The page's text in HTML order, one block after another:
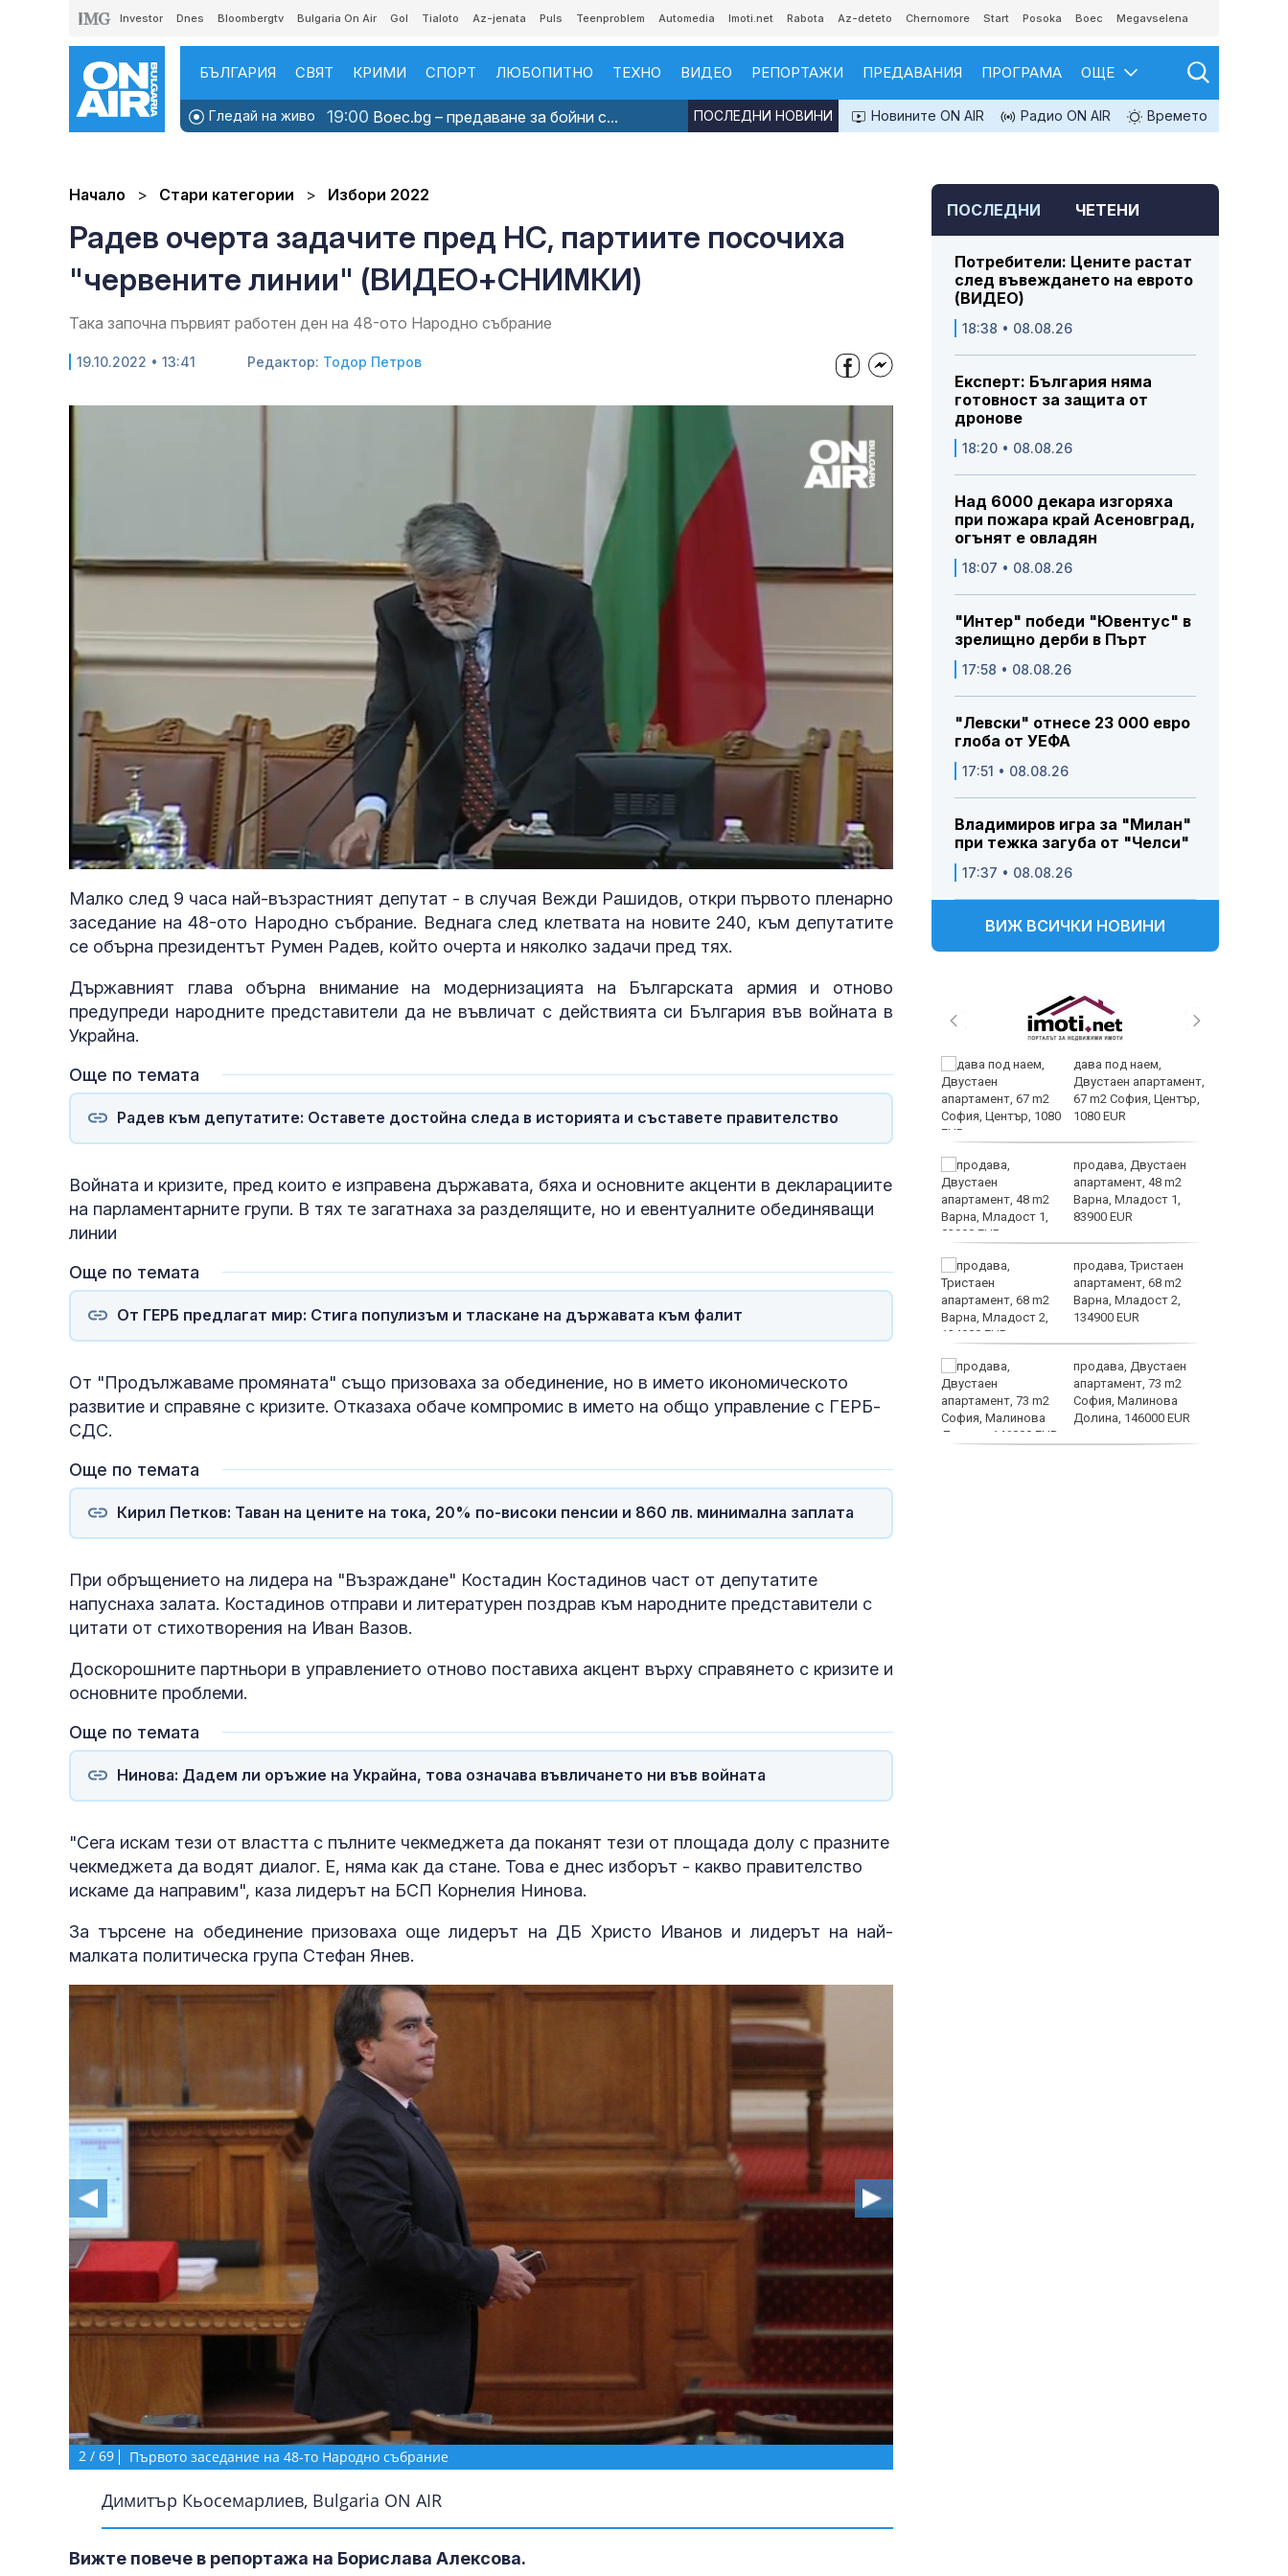
Investor Dnes Bloombergtv Bulgaria On Air Gol Tialoto Az-jenata Puls Teenproblem Automedia Imoti.net Rabota Az-deteto Chernomore Start Posoka Boec Megavselena
БЪЛГАРИЯ СВЯТ КРИМИ СПОРТ ЛЮБОПИТНО ТЕХНО ВИДЕО РЕПОРТАЖИ ПРЕДАВАНИЯ ПРОГРАМА ОЩЕ
Гледай на живо 19:00 Boec.bg – предаване за бойни с... Новините ON AIR Радио ON AIR Времето
ПОСЛЕДНИ НОВИНИ
Начало Стари категории Избори 2022
Радев очерта задачите пред НС, партиите посочиха
"червените линии" (ВИДЕО+СНИМКИ)
Така започна първият работен ден на 48-ото Народно събрание
19.10.2022 • 13:41 Редактор: Тодор Петров
Unmute Loaded
:
21.72%
Малко след 9 часа най-възрастният депутат - в случая Вежди Рашидов, откри първото пленарно
заседание на 48-ото Народно събрание. Веднага след клетвата на новите 240, към депутатите
се обърна президентът Румен Радев, който очерта и няколко задачи пред тях.
Държавният глава обърна внимание на модернизацията на Българската армия и отново
предупреди народните представители да не въвличат с действията си България във войната в
Украйна.
Още по темата
Радев към депутатите: Оставете достойна следа в историята и съставете правителство
Войната и кризите, пред които е изправена държавата, бяха и основните акценти в декларациите
на парламентарните групи. В тях те загатнаха за разделящите, но и евентуалните обединяващи
линии
Още по темата
От ГЕРБ предлагат мир: Стига популизъм и тласкане на държавата към фалит
От "Продължаваме промяната" също призоваха за обединение, но в името икономическото
развитие и справяне с кризите. Отказаха обаче компромис в името на общо управление с ГЕРБ-
СДС.
Още по темата
Кирил Петков: Таван на цените на тока, 20% по-високи пенсии и 860 лв. минимална заплата
При обръщението на лидера на "Възраждане" Костадин Костадинов част от депутатите
напуснаха залата. Костадинов отправи и литературен поздрав към народните представители с
цитати от стихотворения на Иван Вазов.
Доскорошните партньори в управлението отново поставиха акцент върху справянето с кризите и
основните проблеми.
Още по темата
Нинова: Дадем ли оръжие на Украйна, това означава въвличането ни във войната
"Сега искам тези от властта с пълните чекмеджета да поканят тези от площада долу с празните
чекмеджета да водят диалог. Е, няма как да стане. Това е днес изборът - какво правителство
искаме да направим", каза лидерът на БСП Корнелия Нинова.
За търсене на обединение призоваха още лидерът на ДБ Христо Иванов и лидерът на най-
малката политическа група Стефан Янев.
2 / 69 Първото заседание на 48-то Народно събрание
Димитър Кьосемарлиев, Bulgaria ON AIR
Вижте повече в репортажа на Борислава Алексова.
ПОСЛЕДНИ ЧЕТЕНИ
Потребители: Цените растат
след въвеждането на еврото
(ВИДЕО)
18:38 • 08.08.26
Експерт: България няма
готовност за защита от
дронове
18:20 • 08.08.26
Над 6000 декара изгоряха
при пожара край Асеновград,
огънят е овладян
18:07 • 08.08.26
"Интер" победи "Ювентус" в
зрелищно дерби в Пърт
17:58 • 08.08.26
"Левски" отнесе 23 000 евро
глоба от УЕФА
17:51 • 08.08.26
Владимиров игра за "Милан"
при тежка загуба от "Челси"
17:37 • 08.08.26
ВИЖ ВСИЧКИ НОВИНИ
над 6000 декара, вече
е овладян
в дербито, Диуф се
кара с лакти (ВИДЕО)
използва Грузия като
инструмент срещу
кърмачета: какво
трябва да знаят
трябва ли да се
притесняваме?
костите с напредване
на възрастта?
дава под наем,
Двустаен апартамент,
67 m2 София, Център,
1080 EUR
продава, Двустаен
апартамент, 48 m2
Варна, Младост 1,
83900 EUR
продава, Тристаен
апартамент, 68 m2
Варна, Младост 2,
134900 EUR
продава, Двустаен
апартамент, 73 m2
София, Малинова
Долина, 146000 EUR